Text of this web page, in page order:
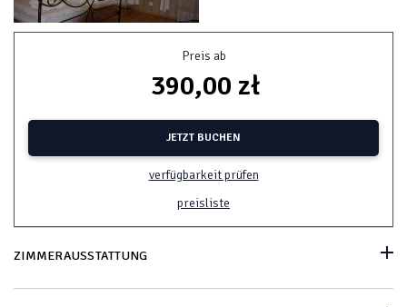
Preis ab
390,00 zł
JETZT BUCHEN
verfügbarkeit prüfen
preisliste
ZIMMERAUSSTATTUNG